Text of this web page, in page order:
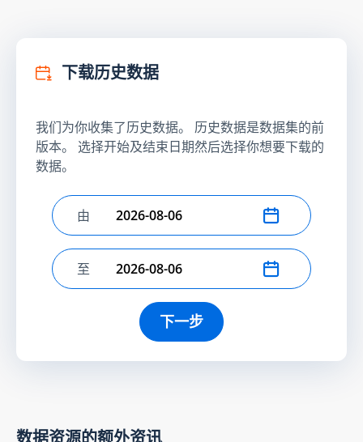
下载历史数据
我们为你收集了历史数据。 历史数据是数据集的前
版本。 选择开始及结束日期然后选择你想要下载的
数据。
选择开始日期
由
选择结束日期
至
下一步